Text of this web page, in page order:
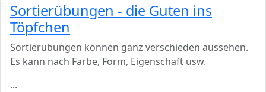
Sortierübungen - die Guten ins
Töpfchen
Sortierübungen können ganz verschieden aussehen.
Es kann nach Farbe, Form, Eigenschaft usw.
...